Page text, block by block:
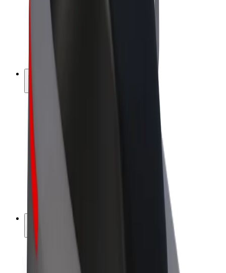
Bolt Drive
Bolt za podjetja
E-kolesa
Zasluži z Bolt
Zaslužki za dostavljavce
Ponudniki Bolt Food
Vozni parki
Zaposlitve